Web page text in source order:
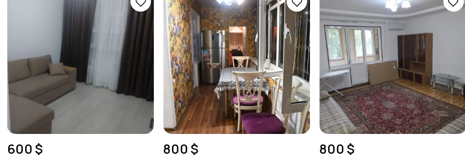
600 $ 800 $ 800 $